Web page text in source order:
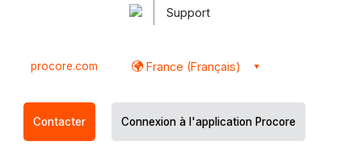
Support
procore.com France (Français)
Contacter Connexion à l'application Procore